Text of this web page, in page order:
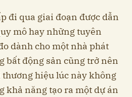
đi qua giai đoạn được dẫn
mô hay những tuyên
dành cho một nhà phát
bất động sản cũng trở nên
hiệu lúc này không
khả năng tạo ra một dự án